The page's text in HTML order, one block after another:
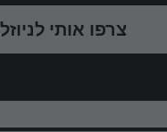
צרפו אותי